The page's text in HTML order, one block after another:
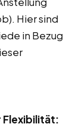
Hier sind
in Bezug
Flexibilität: